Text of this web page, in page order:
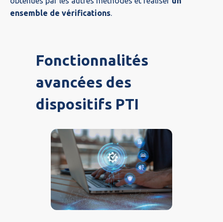
ensemble de vérifications
Fonctionnalités
avancées des
dispositifs PTI